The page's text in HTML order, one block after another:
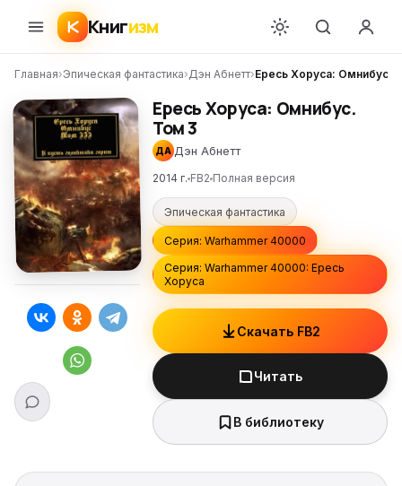
Книгизм
Главная›Эпическая фантастика›Дэн Абнетт›Ересь Хоруса: Омнибус.
Ересь Хоруса: Омнибус.
Том 3
ДА Дэн Абнетт
2014 г. FB2 Полная версия
Эпическая фантастика
Серия: Warhammer 40000
Серия: Warhammer 40000: Ересь
Хоруса
Скачать FB2
Читать
В библиотеку